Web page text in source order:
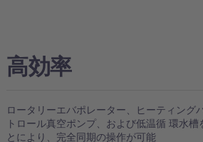
高効率
ロータリーエバポレーター、ヒーティング
トロール真空ポンプ、および低温循 環水槽
とにより、完全同期の操作が可能